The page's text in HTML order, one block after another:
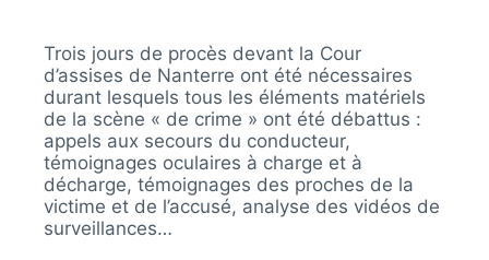
Trois jours de procès devant la Cour
d’assises de Nanterre ont été nécessaires
durant lesquels tous les éléments matériels
de la scène « de crime » ont été débattus :
appels aux secours du conducteur,
témoignages oculaires à charge et à
décharge, témoignages des proches de la
victime et de l’accusé, analyse des vidéos de
surveillances…